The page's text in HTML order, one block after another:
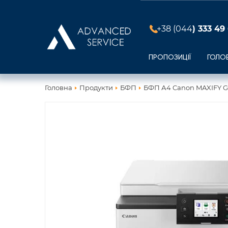
+38 (044) 333 49
ПРОПОЗИЦІЇ
Головна Продукти БФП БФП А4 Canon MAXIFY